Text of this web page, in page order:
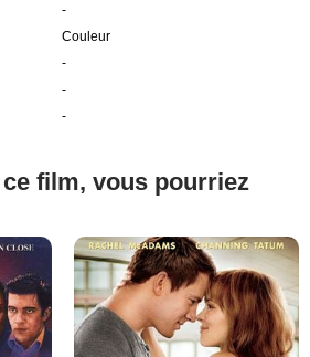
-
Couleur
-
-
-
film, vous pourriez